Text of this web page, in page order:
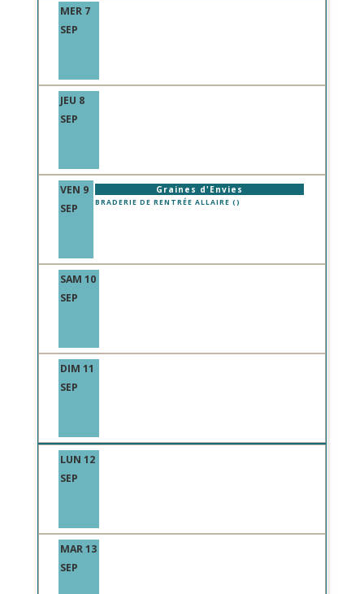
MER 7
SEP
JEU 8
SEP
VEN 9
SEP
Graines d'Envies
BRADERIE DE RENTRÉE ALLAIRE ()
SAM 10
SEP
DIM 11
SEP
LUN 12
SEP
MAR 13
SEP